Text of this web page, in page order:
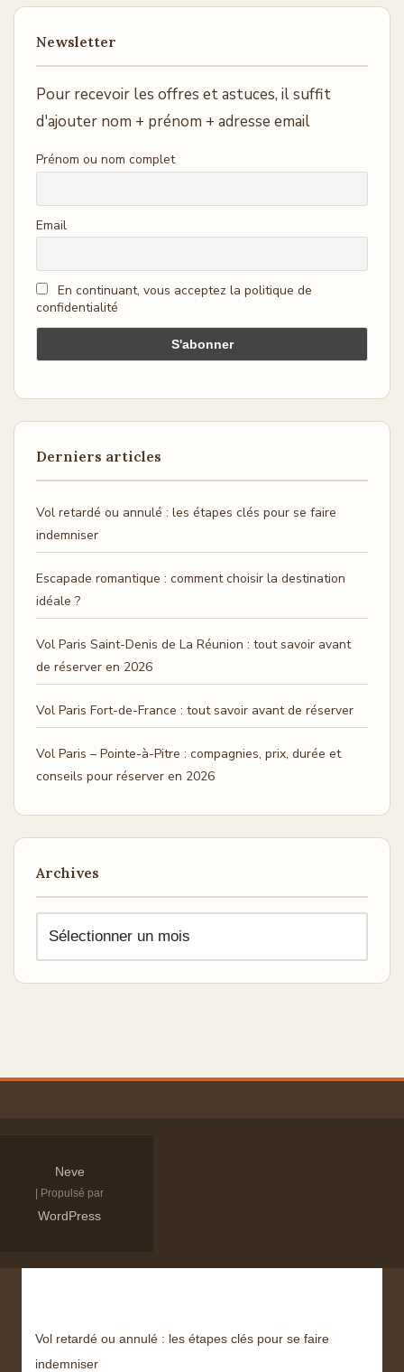
Newsletter
Pour recevoir les offres et astuces, il suffit
d'ajouter nom + prénom + adresse email
Prénom ou nom complet
Email
En continuant, vous acceptez la politique de
confidentialité
Derniers articles
Vol retardé ou annulé : les étapes clés pour se faire
indemniser
Escapade romantique : comment choisir la destination
idéale ?
Vol Paris Saint-Denis de La Réunion : tout savoir avant
de réserver en 2026
Vol Paris Fort-de-France : tout savoir avant de réserver
Vol Paris – Pointe-à-Pitre : compagnies, prix, durée et
conseils pour réserver en 2026
Archives
Neve
| Propulsé par
WordPress
Vol retardé ou annulé : les étapes clés pour se faire
indemniser